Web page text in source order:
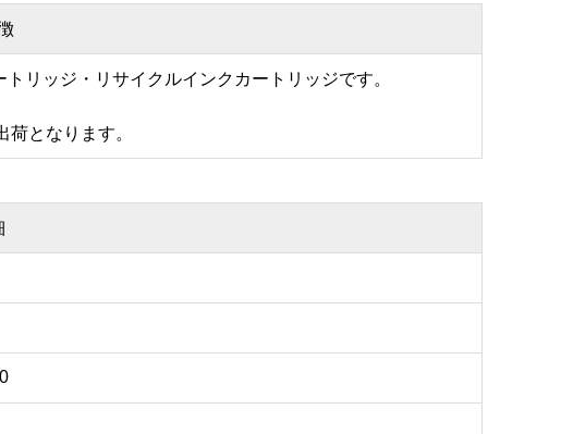
リッジ・リサイクルインクカートリッジです。
となります。